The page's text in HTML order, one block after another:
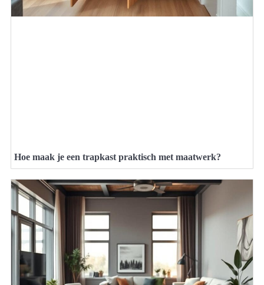
Hoe maak je een trapkast praktisch met maatwerk?